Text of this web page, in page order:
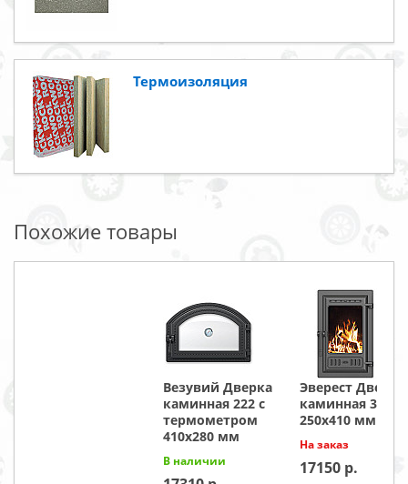
Термоизоляция
Похожие товары
Везувий Дверка
каминная 222 с
термометром
410x280 мм
В наличии
Эверест Дверка
каминная 310
250х410 мм
На заказ
17150